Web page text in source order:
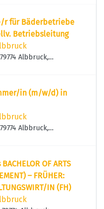
r für Bäderbetriebe
Betriebsleitung
Albbruck,
in (m/w/d) in
Albbruck,
OF ARTS
– FRÜHER:
IN (FH)